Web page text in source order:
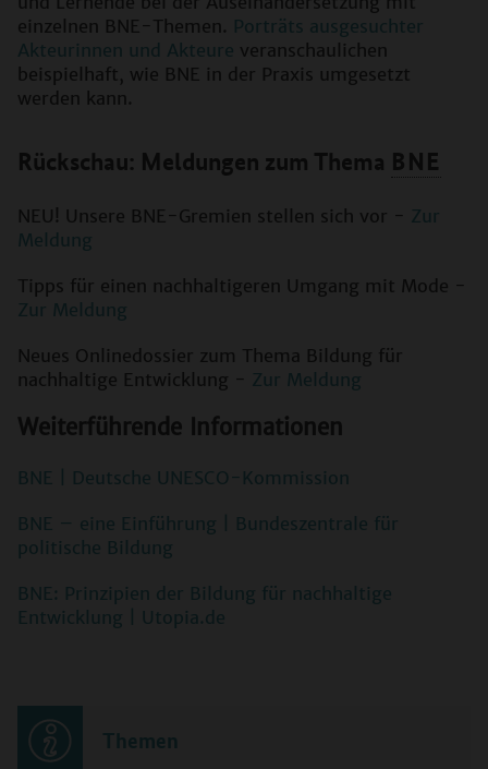
einzelnen BNE-Themen. Porträts ausgesuchter
Akteurinnen und Akteure veranschaulichen
beispielhaft, wie BNE in der Praxis umgesetzt
werden kann.
Rückschau: Meldungen zum Thema BNE
NEU! Unsere BNE-Gremien stellen sich vor - Zur
Meldung
Tipps für einen nachhaltigeren Umgang mit Mode -
Zur Meldung
Neues Onlinedossier zum Thema Bildung für
nachhaltige Entwicklung - Zur Meldung
Weiterführende Informationen
BNE | Deutsche UNESCO-Kommission
BNE – eine Einführung | Bundeszentrale für
politische Bildung
BNE: Prinzipien der Bildung für nachhaltige
Entwicklung | Utopia.de
Themen